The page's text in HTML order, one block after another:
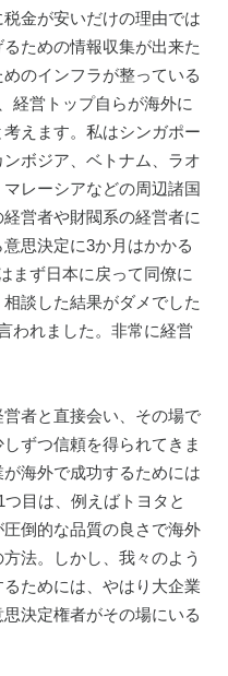
金が安いだけの理由では
ための情報収集が出来た
のインフラが整っている
経営トップ自らが海外に
えます。私はシンガポー
ボジア、ベトナム、ラオ
レーシアなどの周辺諸国
営者や財閥系の経営者に
思決定に3か月はかかる
まず日本に戻って同僚に
談した結果がダメでした
われました。非常に経営
者と直接会い、その場で
ずつ信頼を得られてきま
海外で成功するためには
目は、例えばトヨタと
倒的な品質の良さで海外
法。しかし、我々のよう
ためには、やはり大企業
決定権者がその場にいる